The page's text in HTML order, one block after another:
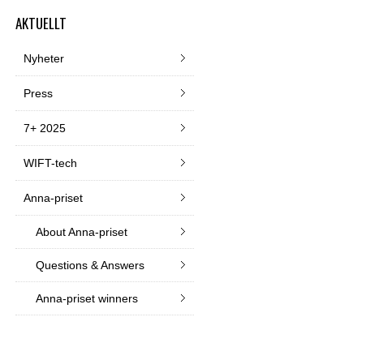
AKTUELLT
Nyheter
Press
7+ 2025
WIFT-tech
Anna-priset
About Anna-priset
Questions & Answers
Anna-priset winners